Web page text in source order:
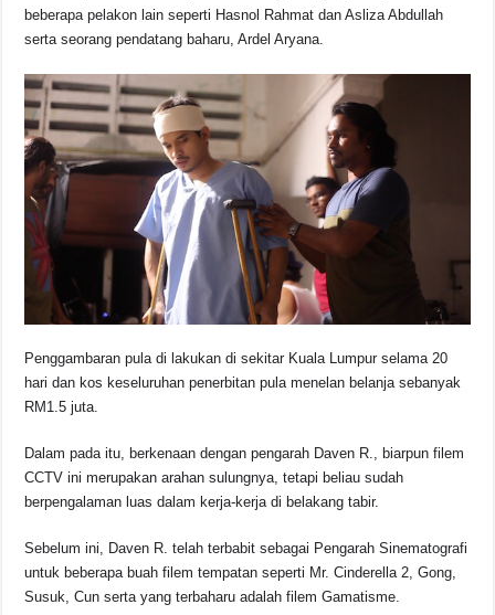
beberapa pelakon lain seperti Hasnol Rahmat dan Asliza Abdullah
serta seorang pendatang baharu, Ardel Aryana.
Penggambaran pula di lakukan di sekitar Kuala Lumpur selama 20
hari dan kos keseluruhan penerbitan pula menelan belanja sebanyak
RM1.5 juta.
Dalam pada itu, berkenaan dengan pengarah Daven R., biarpun filem
CCTV ini merupakan arahan sulungnya, tetapi beliau sudah
berpengalaman luas dalam kerja-kerja di belakang tabir.
Sebelum ini, Daven R. telah terbabit sebagai Pengarah Sinematografi
untuk beberapa buah filem tempatan seperti Mr. Cinderella 2, Gong,
Susuk, Cun serta yang terbaharu adalah filem Gamatisme.